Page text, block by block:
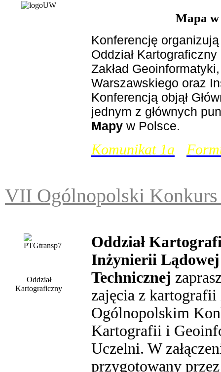
Mapa w
Konferencję
Oddział
Zakład
Warszawskiego oraz
Konferencją objął
jednym z głównych
Mapy w Polsce.
Komunikat 1a
VII Ogólnopolski
Oddział
Kartograficzny
Oddział
Inżynierii
Technicznej
zajęcia z
Ogólnopolskim
Kartografii i
Uczelni. W
przygotowany